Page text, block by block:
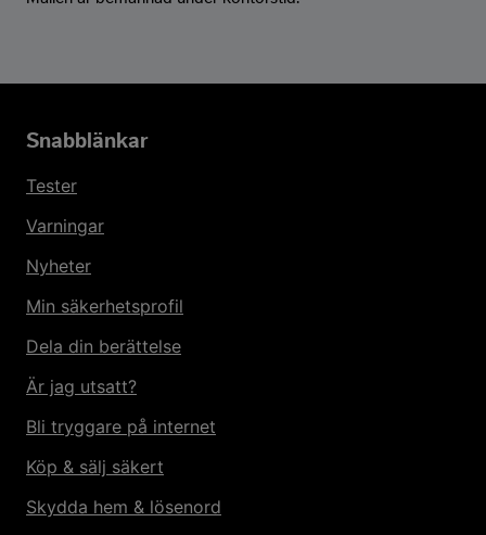
Snabblänkar
Tester
Varningar
Nyheter
Min säkerhetsprofil
Dela din berättelse
Är jag utsatt?
Bli tryggare på internet
Köp & sälj säkert
Skydda hem & lösenord